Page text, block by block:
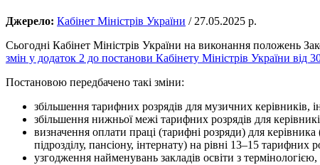
Джерело: Кабінет Міністрів України / 27.05.2025 р.
Сьогодні Кабінет Міністрів України на виконання положень
змін у додаток 2 до постанови Кабінету Міністрів України від
Постановою передбачено такі зміни:
збільшення тарифних розрядів для музичних керівників,
збільшення нижньої межі тарифних розрядів для
визначення оплати праці (тарифні розряди) для керівника
підрозділу, пансіону, інтернату) на рівні 13–15 тарифних
узгодження найменувань закладів освіти з